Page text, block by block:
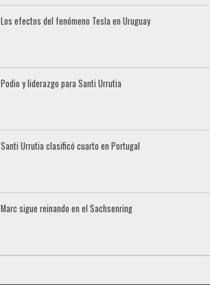
Los efectos del fenómeno Tesla en Uruguay
Podio y liderazgo para Santi Urrutia
Santi Urrutia clasificó cuarto en Portugal
Marc sigue reinando en el Sachsenring